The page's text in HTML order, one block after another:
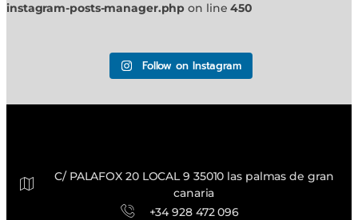
instagram-posts-manager.php on line450
Follow on Instagram
C/ PALAFOX 20 LOCAL 9 35010 las palmas de gran
canaria
+34 928 472 096